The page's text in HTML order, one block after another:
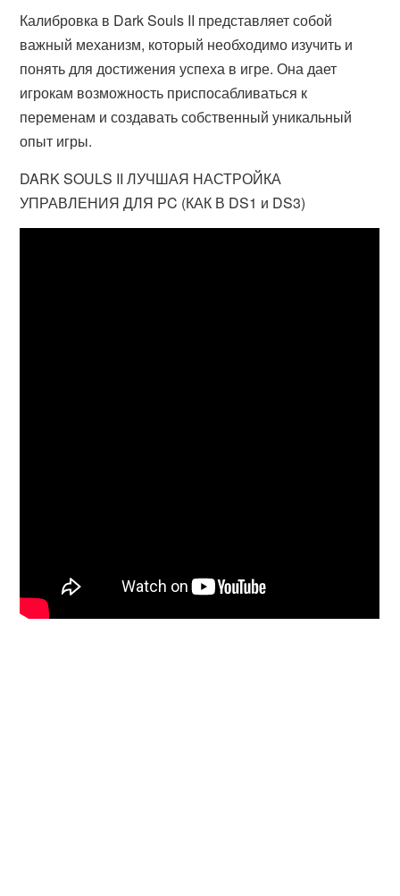
Калибровка в Dark Souls II представляет собой
важный механизм, который необходимо изучить и
понять для достижения успеха в игре. Она дает
игрокам возможность приспосабливаться к
переменам и создавать собственный уникальный
опыт игры.
DARK SOULS II ЛУЧШАЯ НАСТРОЙКА
УПРАВЛЕНИЯ ДЛЯ PC (КАК В DS1 и DS3)